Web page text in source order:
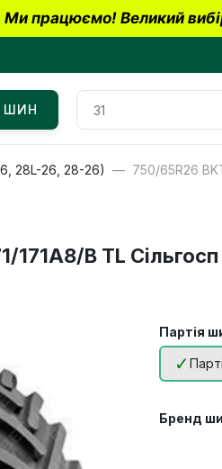
Ми працюємо! Великий
ШИН
28L-26, 28-26) 750/65R26
171A8/B TL
Партія
Бренд